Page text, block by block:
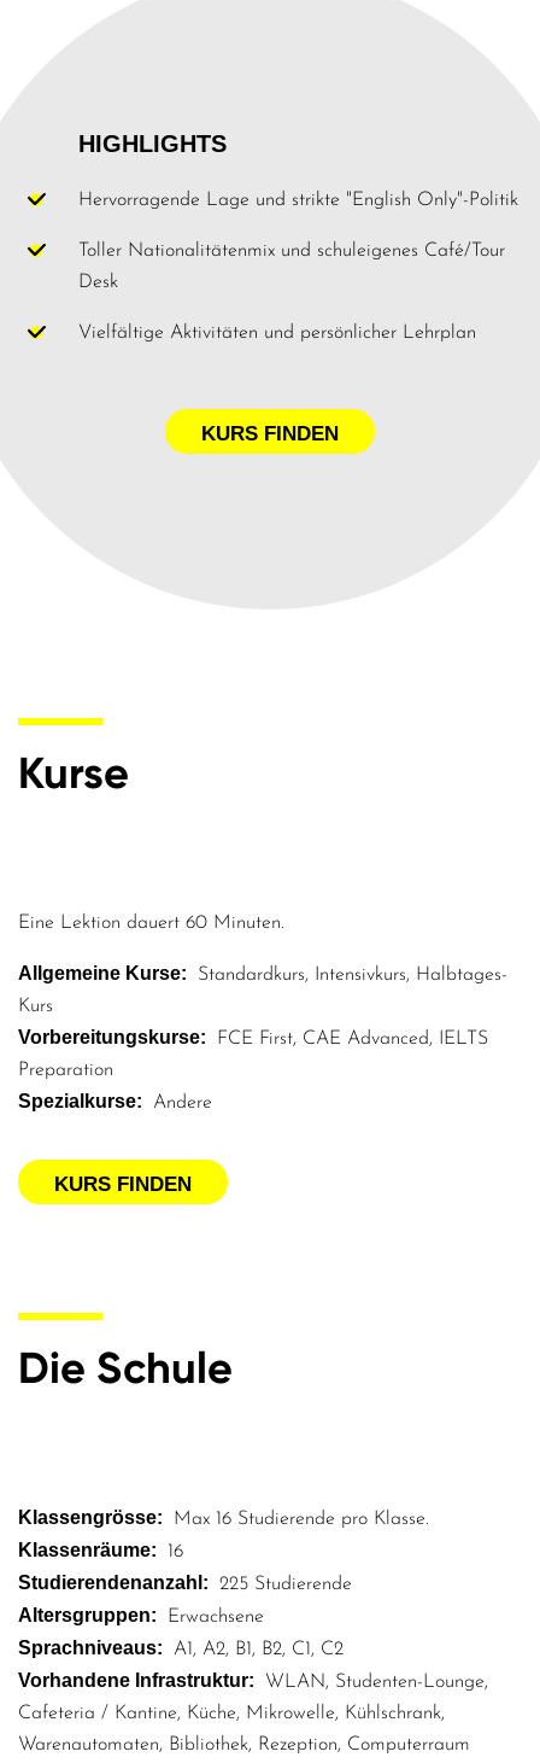
HIGHLIGHTS
Hervorragende Lage und strikte "English Only"-Politik
Toller Nationalitätenmix und schuleigenes Café/Tour
Desk
Vielfältige Aktivitäten und persönlicher Lehrplan
KURS FINDEN
Kurse
Eine Lektion dauert 60 Minuten.
Allgemeine Kurse Standardkurs Intensivkurs
Halbtages-
Kurs
Vorbereitungskurse FCE First CAE Advanced
IELTS
Preparation
Spezialkurse Andere
KURS FINDEN
Die Schule
Klassengrösse Max 16 Studierende pro Klasse.
Klassenräume 16
Studierendenanzahl 225 Studierende
Altersgruppen Erwachsene
Sprachniveaus A1 A2 B1 B2 C1 C2
Vorhandene Infrastruktur WLAN
Studenten-Lounge
Cafeteria / Kantine
Küche Mikrowelle
Kühlschrank
Warenautomaten
Bibliothek Rezeption Computerraum